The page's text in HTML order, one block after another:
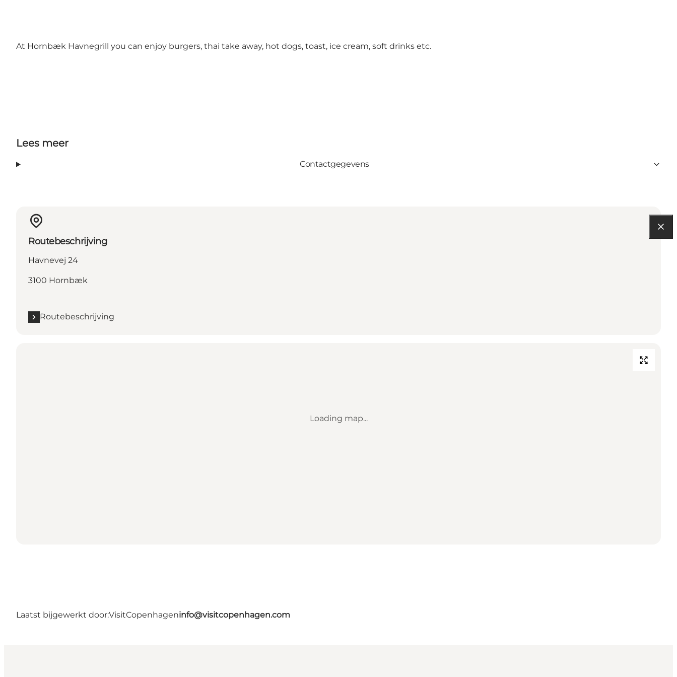
At Hornbæk Havnegrill you can enjoy burgers, thai take away, hot dogs, toast, ice cream, soft drinks etc.
Lees meer
Contactgegevens
Routebeschrijving
Havnevej 24
3100 Hornbæk
Routebeschrijving
Loading map...
Laatst bijgewerkt door:VisitCopenhageninfo@visitcopenhagen.com